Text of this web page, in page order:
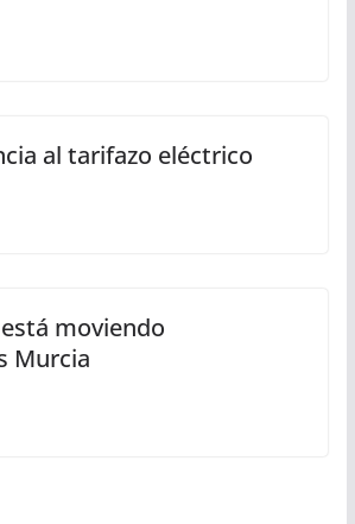
al tarifazo eléctrico
moviendo
Murcia